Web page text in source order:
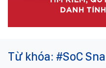
Từ khóa: #SoC